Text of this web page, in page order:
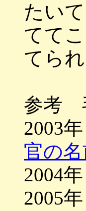
たい
てて
てら
参考
2003
官の
2004
2005